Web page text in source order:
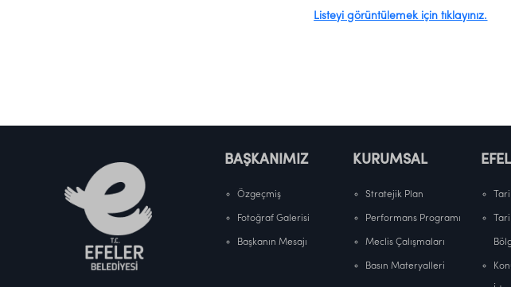
Listeyi görüntülemek için tıklayınız.
BAŞKANIMIZ
Özgeçmiş
Fotoğraf Galerisi
Başkanın Mesajı
KURUMSAL
Stratejik Plan
Performans Programı
Meclis Çalışmaları
Basın Materyalleri